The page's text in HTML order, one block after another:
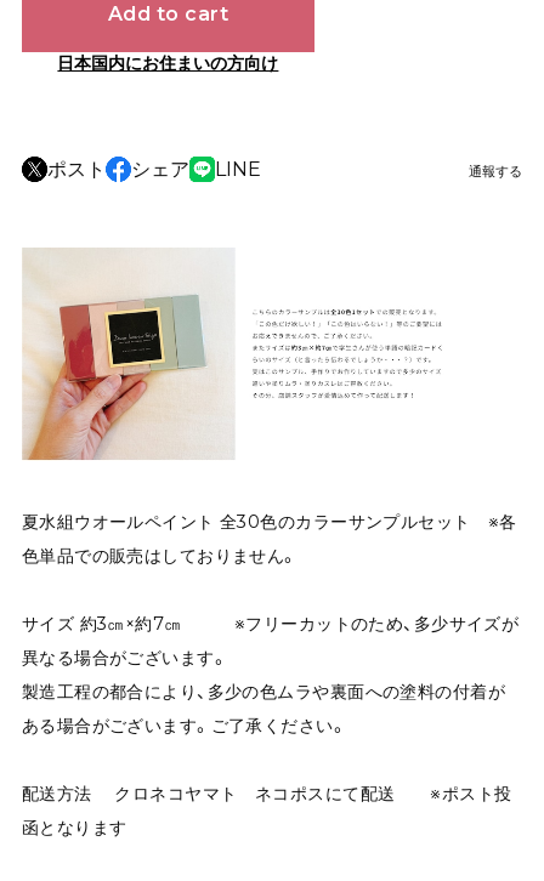
Add to cart
日本国内にお住まいの方向け
ポスト シェア LINE 通報する
夏水組ウオールペイント 全30色のカラーサンプルセット ※各
色単品での販売はしておりません。
サイズ 約3㎝×約7㎝ ※フリーカットのため、多少サイズが
異なる場合がございます。
製造工程の都合により、多少の色ムラや裏面への塗料の付着が
ある場合がございます。ご了承ください。
配送方法 クロネコヤマト ネコポスにて配送 ※ポスト投
函となります